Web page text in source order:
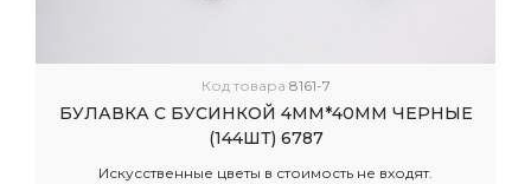
Код товара 8161-7
БУЛАВКА С БУСИНКОЙ 4ММ*40ММ ЧЕРНЫЕ
(144ШТ) 6787
Искусственные цветы в стоимость не входят.